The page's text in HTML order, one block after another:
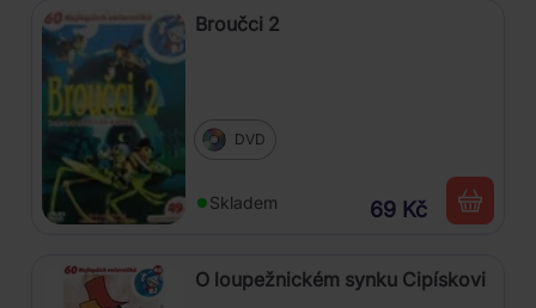
Broučci 2
DVD
Skladem 69 Kč
O loupežnickém synku Cipískovi